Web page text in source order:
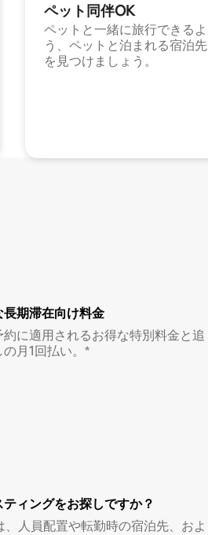
ペット同⁠伴OK
ペットと一緒に旅行できるよ
う、ペットと泊まれる宿泊先
を見つけましょう。
長期滞在向け料金
に適用されるお得な特別料金と追
月1回払い。*
ィングをお探しですか？
人員配置や転勤時の宿泊先、およ